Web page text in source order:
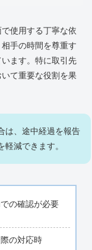
使用する丁寧な依
手の時間を尊重す
ます。特に取引先
て重要な役割を果
は、途中経過を報告
減できます。
の確認が必要
の対応時